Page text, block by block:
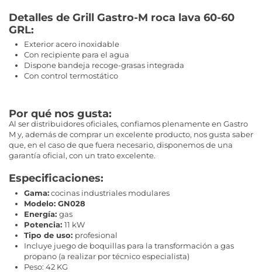
Detalles de Grill Gastro-M roca lava 60-60
GRL:
Exterior acero inoxidable
Con recipiente para el agua
Dispone bandeja recoge-grasas integrada
Con control termostático
Por qué nos gusta:
Al ser distribuidores oficiales, confiamos plenamente en Gastro
M y, además de comprar un excelente producto, nos gusta saber
que, en el caso de que fuera necesario, disponemos de una
garantía oficial, con un trato excelente.
Especificaciones:
Gama:cocinas industriales modulares
Modelo: GN028
Energía: gas
Potencia: 11 kW
Tipo de uso: profesional
Incluye juego de boquillas para la transformación a gas
propano (a realizar por técnico especialista)
Peso: 42 KG